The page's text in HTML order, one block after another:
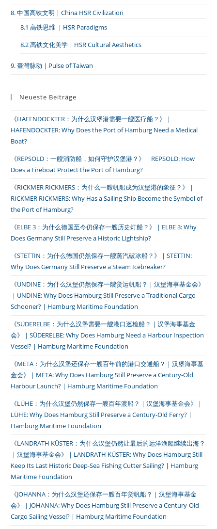
8. 中国高铁文明｜China HSR Civilization
8.1 高铁思维 ｜HSR Paradigms
8.2 高铁文化美学｜HSR Cultural Aesthetics
9. 臺灣脉动｜Pulse of Taiwan
Neueste Beiträge
《HAFENDOCKTER：为什么汉堡港需要一艘医疗船？》｜
HAFENDOCKTER: Why Does the Port of Hamburg Need a Medical
Boat?
《REPSOLD：一艘消防船，如何守护汉堡港？》｜REPSOLD: How
Does a Fireboat Protect the Port of Hamburg?
《RICKMER RICKMERS：为什么一艘帆船成为汉堡港的象征？》｜
RICKMER RICKMERS: Why Has a Sailing Ship Become the Symbol of
the Port of Hamburg?
《ELBE 3：为什么德国至今仍保存一艘历史灯船？》｜ELBE 3: Why
Does Germany Still Preserve a Historic Lightship?
《STETTIN：为什么德国仍然保存一艘蒸汽破冰船？》｜STETTIN:
Why Does Germany Still Preserve a Steam Icebreaker?
《UNDINE：为什么汉堡仍然保存一艘货运帆船？｜汉堡海事基金会》
｜UNDINE: Why Does Hamburg Still Preserve a Traditional Cargo
Schooner? | Hamburg Maritime Foundation
《SÜDERELBE：为什么汉堡需要一艘港口巡检船？｜汉堡海事基金
会》｜SÜDERELBE: Why Does Hamburg Need a Harbour Inspection
Vessel? | Hamburg Maritime Foundation
《META：为什么汉堡还保存一艘百年前的港口交通船？｜汉堡海事基
金会》｜META: Why Does Hamburg Still Preserve a Century-Old
Harbour Launch? | Hamburg Maritime Foundation
《LÜHE：为什么汉堡仍然保存一艘百年渡船？｜汉堡海事基金会》｜
LÜHE: Why Does Hamburg Still Preserve a Century-Old Ferry? |
Hamburg Maritime Foundation
《LANDRATH KÜSTER：为什么汉堡仍然让最后的远洋渔船继续出海？
｜汉堡海事基金会》｜LANDRATH KÜSTER: Why Does Hamburg Still
Keep Its Last Historic Deep-Sea Fishing Cutter Sailing? | Hamburg
Maritime Foundation
《JOHANNA：为什么汉堡还保存一艘百年货帆船？｜汉堡海事基金
会》｜JOHANNA: Why Does Hamburg Still Preserve a Century-Old
Cargo Sailing Vessel? | Hamburg Maritime Foundation